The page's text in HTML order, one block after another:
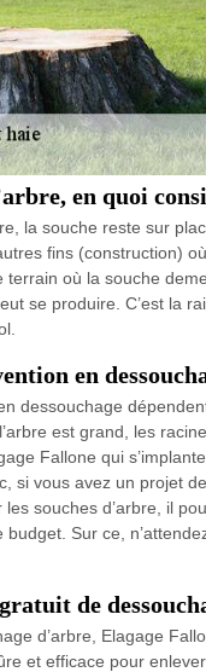
en quoi
la souche reste sur
fins (construction)
terrain où la souche
se produire. C’est la
en
dessouchage
est grand, les
Fallone qui
si vous avez un projet
souches d’arbre, il
Sur ce,
de
d’arbre, Elagage
et efficace pour